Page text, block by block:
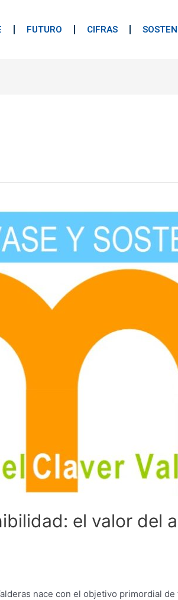
FUTURO CIFRAS
el valor del
nace con el objetivo primordial